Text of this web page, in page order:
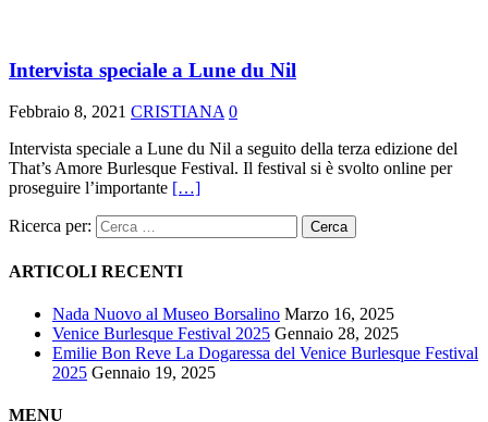
Intervista speciale a Lune du Nil
Febbraio 8, 2021 CRISTIANA 0
Intervista speciale a Lune du Nil a seguito della terza edizione del
That’s Amore Burlesque Festival. Il festival si è svolto online per
proseguire l’importante […]
Ricerca per:
ARTICOLI RECENTI
Nada Nuovo al Museo Borsalino Marzo 16, 2025
Venice Burlesque Festival 2025 Gennaio 28, 2025
Emilie Bon Reve La Dogaressa del Venice Burlesque Festival
2025 Gennaio 19, 2025
MENU